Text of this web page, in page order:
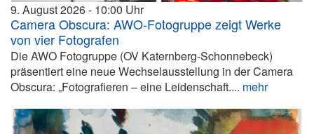
9. August 2026 10:00
Camera Obscura: AWO-Fotogruppe zeigt Werke
von vier Fotografen
Die AWO Fotogruppe (OV Katernberg-Schonnebeck)
präsentiert eine neue Wechselausstellung in der Camera
Obscura: „Fotografieren – eine Leidenschaft.... mehr